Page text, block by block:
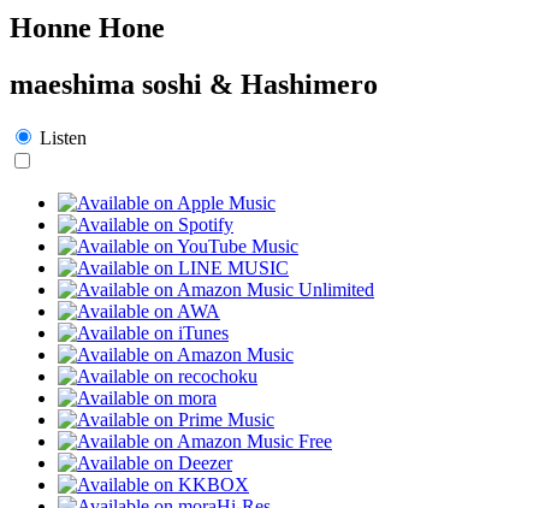
Honne Hone
maeshima soshi & Hashimero
Listen